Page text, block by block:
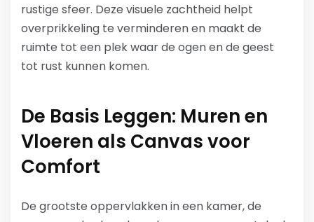
rustige sfeer. Deze visuele zachtheid helpt
overprikkeling te verminderen en maakt de
ruimte tot een plek waar de ogen en de geest
tot rust kunnen komen.
De Basis Leggen: Muren en
Vloeren als Canvas voor
Comfort
De grootste oppervlakken in een kamer, de